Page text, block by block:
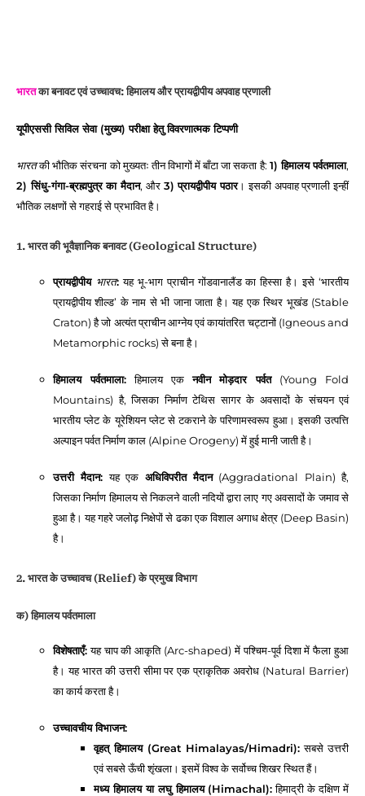
भारतका बनावट एवं उच्चावच: हिमालय और प्रायद्वीपीय अपवाह प्रणाली
यूपीएससी सिविल सेवा (मुख्य) परीक्षा हेतु विवरणात्मक टिप्पणी
भारतकी भौतिक संरचना को मुख्यतः तीन विभागों में बाँटा जा सकता है: 1) हिमालय पर्वतमाला,
2) सिंधु-गंगा-ब्रह्मपुत्र का मैदान, और 3) प्रायद्वीपीय पठार। इसकी अपवाह प्रणाली इन्हीं
भौतिक लक्षणों से गहराई से प्रभावित है।
1. भारत की भूवैज्ञानिक बनावट (Geological Structure)
प्रायद्वीपीय भारत:यह भू-भाग प्राचीन गोंडवानालैंड का हिस्सा है। इसे ‘भारतीय
प्रायद्वीपीय शील्ड’ के नाम से भी जाना जाता है। यह एक स्थिर भूखंड (Stable
Craton) है जो अत्यंत प्राचीन आग्नेय एवं कायांतरित चट्टानों (Igneous and
Metamorphic rocks) से बना है।
हिमालय पर्वतमाला:हिमालय एकनवीन मोड़दार पर्वत(Young Fold
Mountains) है, जिसका निर्माण टेथिस सागर के अवसादों के संचयन एवं
भारतीय प्लेट के यूरेशियन प्लेट से टकराने के परिणामस्वरूप हुआ। इसकी उत्पत्ति
अल्पाइन पर्वत निर्माण काल (Alpine Orogeny) में हुई मानी जाती है।
उत्तरी मैदान: यह एक अधिविपरीत मैदान(Aggradational Plain) है,
जिसका निर्माण हिमालय से निकलने वाली नदियों द्वारा लाए गए अवसादों के जमाव से
हुआ है। यह गहरे जलोढ़ निक्षेपों से ढका एक विशाल अगाध क्षेत्र (Deep Basin)
है।
2. भारत के उच्चावच (Relief) के प्रमुख विभाग
क) हिमालय पर्वतमाला
विशेषताएँ:यह चाप की आकृति (Arc-shaped) में पश्चिम-पूर्व दिशा में फैला हुआ
है। यह भारत की उत्तरी सीमा पर एक प्राकृतिक अवरोध (Natural Barrier)
का कार्य करता है।
उच्चावचीय विभाजन:
वृहत् हिमालय (Great Himalayas/Himadri): सबसे उत्तरी
एवं सबसे ऊँची शृंखला। इसमें विश्व के सर्वोच्च शिखर स्थित हैं।
मध्य हिमालय या लघु हिमालय (Himachal):हिमाद्री के दक्षिण में